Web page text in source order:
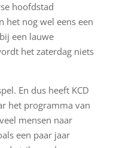
hoofdstad
het nog wel eens een
een lauwe
het zaterdag niets
En dus heeft KCD
het programma van
mensen naar
een paar jaar